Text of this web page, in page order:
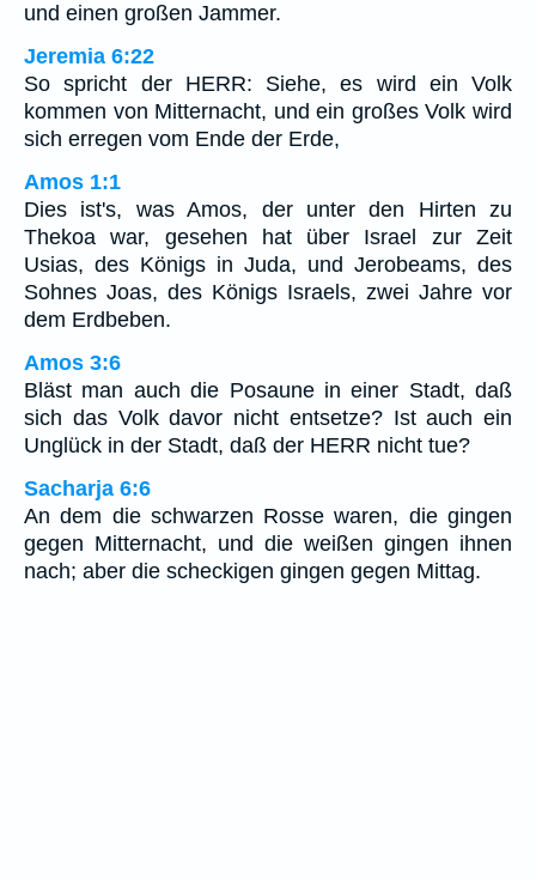
und einen großen Jammer.
Jeremia 6:22
So spricht der HERR: Siehe, es wird ein Volk
kommen von Mitternacht, und ein großes Volk wird
sich erregen vom Ende der Erde,
Amos 1:1
Dies ist's, was Amos, der unter den Hirten zu
Thekoa war, gesehen hat über Israel zur Zeit
Usias, des Königs in Juda, und Jerobeams, des
Sohnes Joas, des Königs Israels, zwei Jahre vor
dem Erdbeben.
Amos 3:6
Bläst man auch die Posaune in einer Stadt, daß
sich das Volk davor nicht entsetze? Ist auch ein
Unglück in der Stadt, daß der HERR nicht tue?
Sacharja 6:6
An dem die schwarzen Rosse waren, die gingen
gegen Mitternacht, und die weißen gingen ihnen
nach; aber die scheckigen gingen gegen Mittag.